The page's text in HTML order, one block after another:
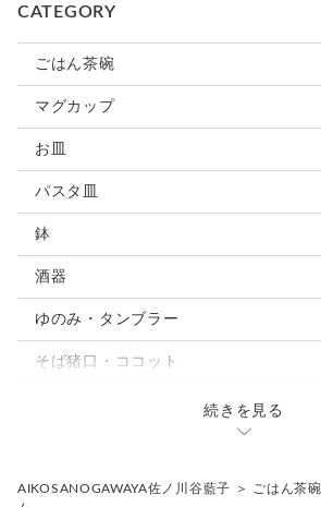
CATEGORY
ごはん茶碗
マグカップ
小さめマグ
大きめマグ
スープカップ
お皿
豆皿
取り皿 ケーキ皿
中皿
パスタ・カレー皿
パスタ皿
鉢
大鉢
中鉢
パスタ・カレー皿
酒器
ぐい呑・杯
とっくり・片口
ゆのみ・タンブラー
ゆのみ
タンブラー・ロングカップ
片口
そば猪口・ココット
蓋もの・シュガーポット
花入れ・植木鉢
続きを見る
AIKOSANOGAWAYA佐ノ川谷藍子 ＞ ごはん茶碗